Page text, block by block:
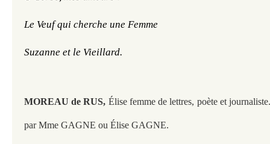
Le Veuf qui cherche une Femme
Suzanne et le Vieillard.
MOREAU de RUS, Élise femme de lettres, poète et
par Mme GAGNE ou Élise GAGNE.